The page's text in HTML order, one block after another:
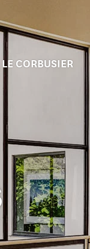
LE CORBUSIER